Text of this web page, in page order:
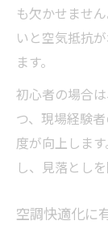
も欠かせませ
いと空気抵抗
ます。
初心者の場合
つ、現場経験
度が向上しま
し、見落とし
空調快適化に